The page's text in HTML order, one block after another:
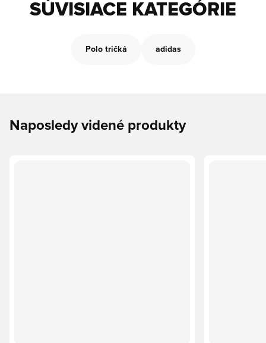
SÚVISIACE KATEGÓRIE
Polo tričká adidas
Naposledy videné produkty